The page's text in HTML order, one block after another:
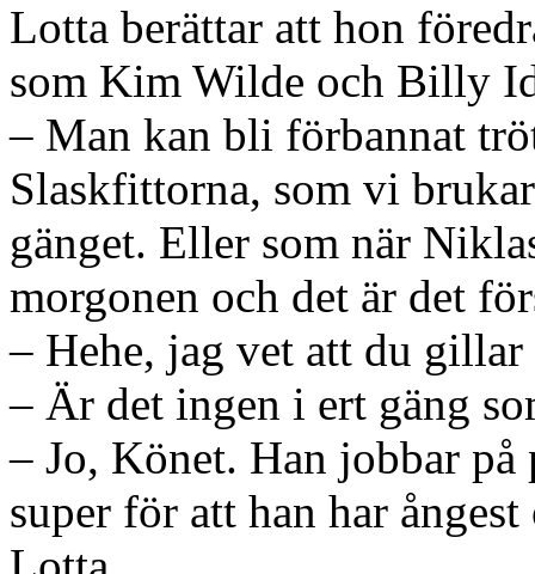
Lotta berättar att hon
som Kim Wilde och Billy
– Man kan bli förbannat
Slaskfittorna, som vi
gänget. Eller som när
morgonen och det är det
– Hehe, jag vet att du
– Är det ingen i ert gäng
– Jo, Könet. Han jobbar på
super för att han har